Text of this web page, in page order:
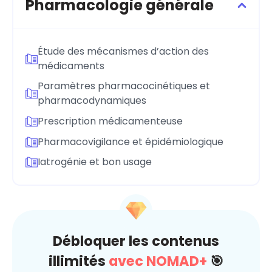
Pharmacologie générale
Étude des mécanismes d’action des
médicaments
Paramètres pharmacocinétiques et
pharmacodynamiques
Prescription médicamenteuse
Pharmacovigilance et épidémiologique
Iatrogénie et bon usage
Débloquer les contenus
illimités avec NOMAD+ 🎯